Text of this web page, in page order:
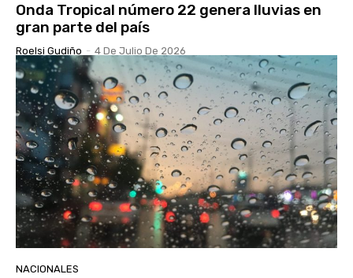
Onda Tropical número 22 genera lluvias en
gran parte del país
Roelsi Gudiño - 4 De Julio De 2026
NACIONALES